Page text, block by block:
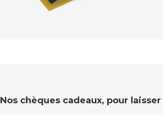
Nos chèques cadeaux, pour